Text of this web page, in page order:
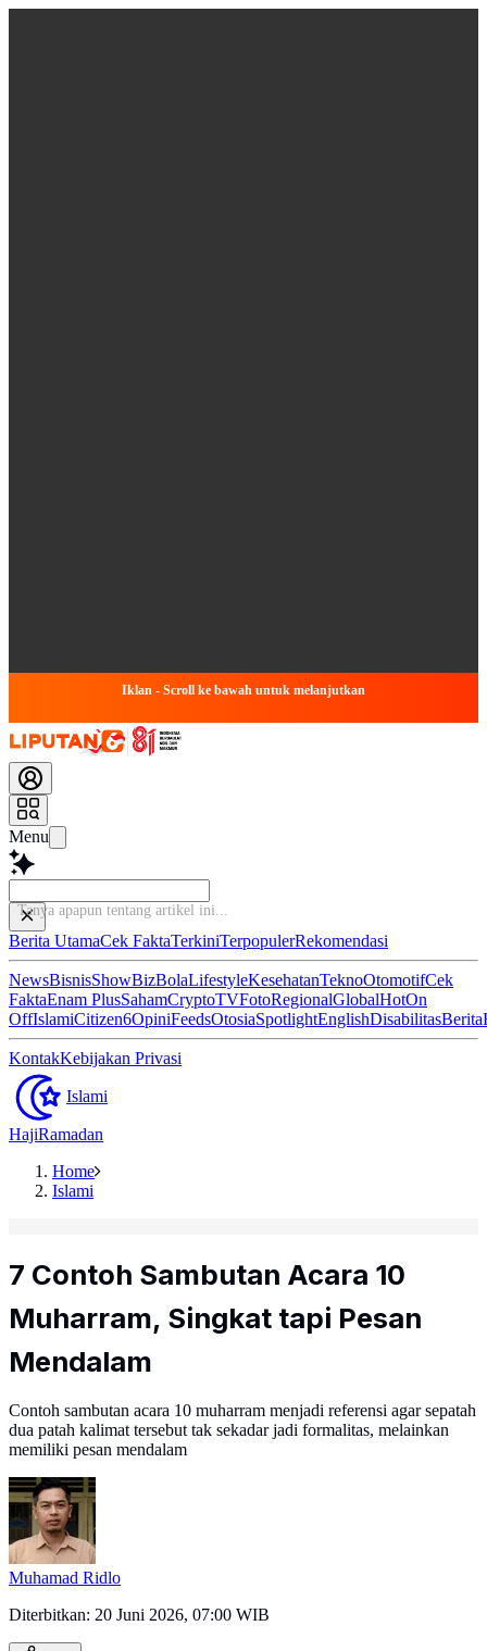
Iklan - Scroll ke bawah untuk melanjutkan
Menu
Baca
Berita UtamaCek FaktaTerkiniTerpopulerRekomendasi
NewsBisnisShowBizBolaLifestyleKesehatanTeknoOtomotifCek
FaktaEnam PlusSahamCryptoTVFotoRegionalGlobalHotOn
OffIslamiCitizen6OpiniFeedsOtosiaSpotlightEnglishDisabilitasBerita
KontakKebijakan Privasi
Islami
HajiRamadan
Home
Islami
7 Contoh Sambutan Acara 10
Muharram, Singkat tapi Pesan
Mendalam
Contoh sambutan acara 10 muharram menjadi referensi agar sepatah
dua patah kalimat tersebut tak sekadar jadi formalitas, melainkan
memiliki pesan mendalam
Muhamad Ridlo
Diterbitkan: 20 Juni 2026, 07:00 WIB